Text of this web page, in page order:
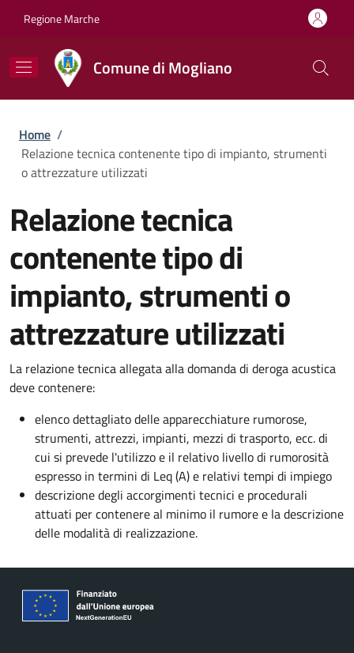
Regione Marche
Comune di Mogliano
Briciole di pane
Home /
Relazione tecnica contenente tipo di impianto, strumenti
o attrezzature utilizzati
Relazione tecnica
contenente tipo di
impianto, strumenti o
attrezzature utilizzati
La relazione tecnica allegata alla domanda di deroga acustica
deve contenere:
elenco dettagliato delle apparecchiature rumorose,
strumenti, attrezzi, impianti, mezzi di trasporto, ecc. di
cui si prevede l'utilizzo e il relativo livello di rumorosità
espresso in termini di Leq (A) e relativi tempi di impiego
descrizione degli accorgimenti tecnici e procedurali
attuati per contenere al minimo il rumore e la descrizione
delle modalità di realizzazione.